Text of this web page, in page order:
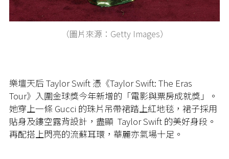
（圖片來源：Getty Images）
樂壇天后 Taylor Swift 憑《Taylor Swift: The Eras
Tour》入圍金球獎今年新增的「電影與票房成就獎」。
她穿上一條 Gucci 的珠片吊帶裙踏上紅地毯，裙子採用
貼身及鏤空露背設計，盡顯 Taylor Swift 的美好身段。
再配搭上閃亮的流蘇耳環，華麗亦氣場十足。